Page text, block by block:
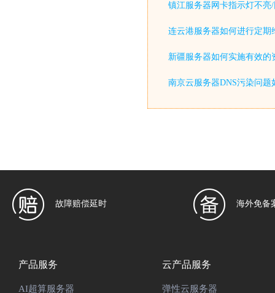
镇江服务器网卡指示灯不亮
连云港服务器如何进行定期
新疆服务器如何实施有效的
南京云服务器DNS污染问题
故障赔偿延时 海外免备
产品服务
AI超算服务器
云产品服务
弹性云服务器